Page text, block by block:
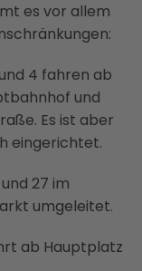
es vor allem
4 fahren ab
und
Es ist aber
eingerichtet.
27 im
umgeleitet.
ab Hauptplatz